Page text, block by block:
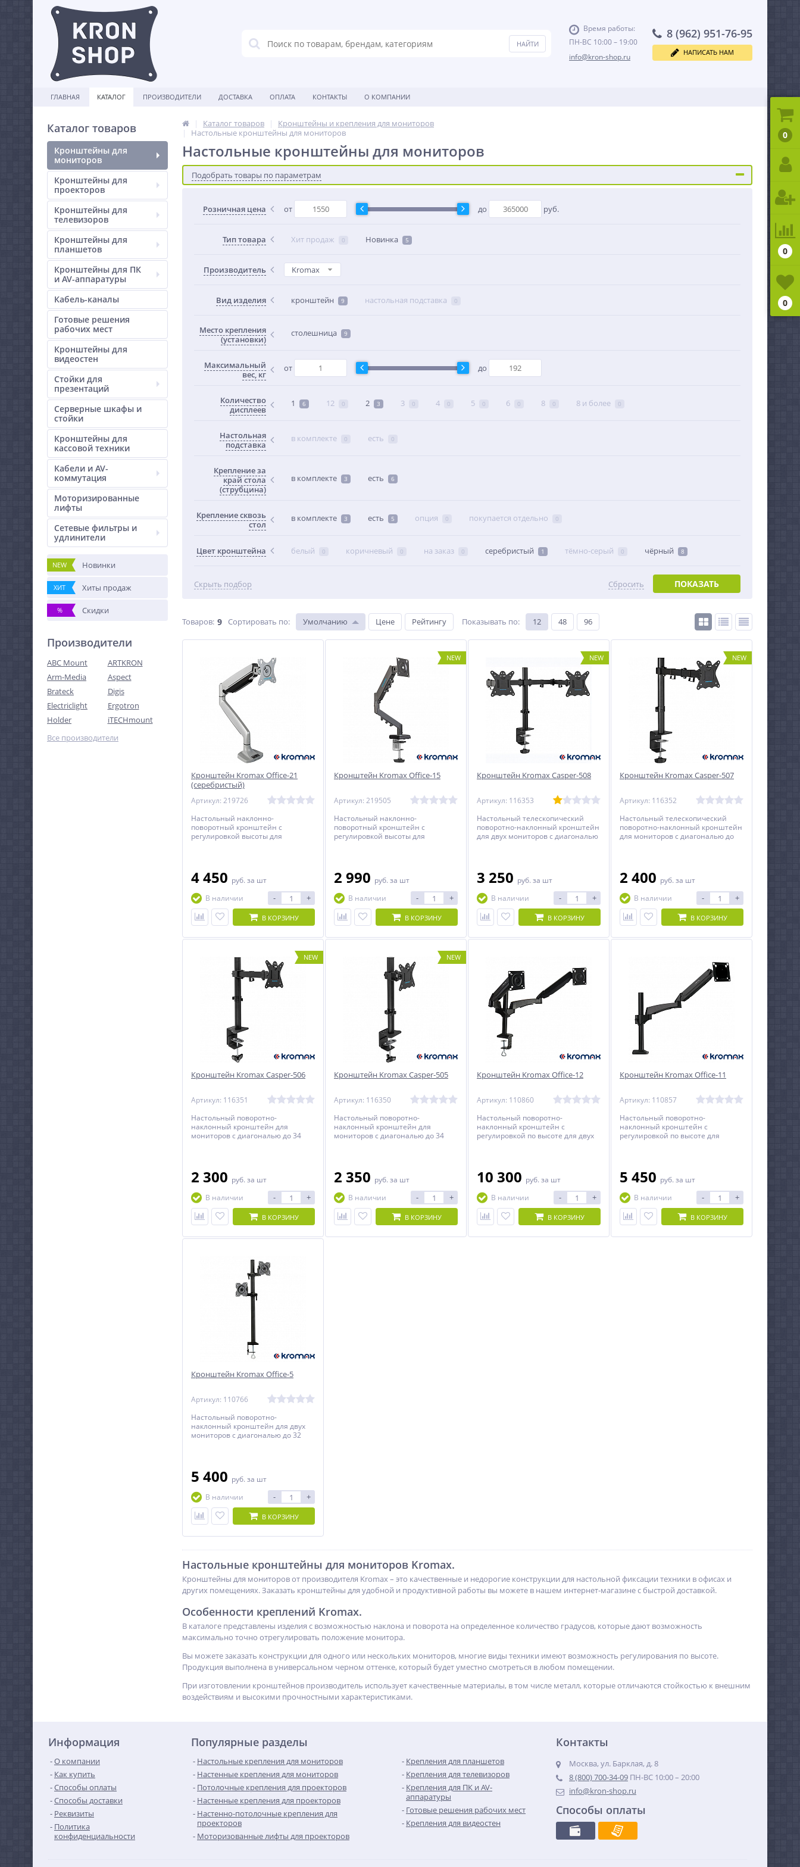
Время работы:
ПН-ВС 10:00 – 19:00
info@kron-shop.ru
8 (962) 951-76-95
НАПИСАТЬ НАМ
ГЛАВНАЯ КАТАЛОГ ПРОИЗВОДИТЕЛИ ДОСТАВКА ОПЛАТА КОНТАКТЫ О КОМПАНИИ
Каталог товаров
Кронштейны для
мониторов
Кронштейны для
проекторов
Кронштейны для
телевизоров
Кронштейны для
планшетов
Кронштейны для ПК
и AV-аппаратуры
Кабель-каналы
Готовые решения
рабочих мест
Кронштейны для
видеостен
Стойки для
презентаций
Серверные шкафы и
стойки
Кронштейны для
кассовой техники
Кабели и AV-
коммутация
Моторизированные
лифты
Сетевые фильтры и
удлинители
NEW Новинки
ХИТ Хиты продаж
% Скидки
Производители
ABC Mount
ARTKRON
Arm-Media
Aspect
Brateck
Digis
Electriclight
Ergotron
Holder
iTECHmount
Все производители
Каталог товаров
Кронштейны и крепления для мониторов
Настольные кронштейны для мониторов
Настольные кронштейны для мониторов
Подобрать товары по параметрам
Розничная цена от до руб.
Тип товара Хит продаж 0 Новинка 5
Производитель Kromax
Вид изделия кронштейн 9 настольная подставка 0
Место крепления
(установки)
столешница 9
Максимальный
вес, кг
от до
Количество
дисплеев
1 6 12 0 2 3 3 0 4 0 5 0 6 0 8 0 8 и более 0
Настольная
подставка
в комплекте 0 есть 0
Крепление за
край стола
(струбцина)
в комплекте 3 есть 6
Крепление сквозь
стол
в комплекте 3 есть 5 опция 0 покупается отдельно 0
Цвет кронштейна белый 0 коричневый 0 на заказ 0 серебристый 1 тёмно-серый 0 чёрный 8
Скрыть подбор ПОКАЗАТЬ
Сбросить
Товаров: 9 Сортировать по: Умолчанию Цене Рейтингу Показывать по: 12 48 96
Кронштейн Kromax Office-21
(серебристый)
Артикул: 219726
Настольный наклонно-
поворотный кронштейн с
регулировкой высоты для
4 450 руб. за шт
В наличии
- +
В КОРЗИНУ
NEW
Кронштейн Kromax Office-15
Артикул: 219505
Настольный наклонно-
поворотный кронштейн с
регулировкой высоты для
2 990 руб. за шт
В наличии
- +
В КОРЗИНУ
NEW
Кронштейн Kromax Casper-508
Артикул: 116353
Настольный телескопический
поворотно-наклонный кронштейн
для двух мониторов с диагональю
3 250 руб. за шт
В наличии
- +
В КОРЗИНУ
NEW
Кронштейн Kromax Casper-507
Артикул: 116352
Настольный телескопический
поворотно-наклонный кронштейн
для мониторов с диагональю до
2 400 руб. за шт
В наличии
- +
В КОРЗИНУ
NEW
Кронштейн Kromax Casper-506
Артикул: 116351
Настольный поворотно-
наклонный кронштейн для
мониторов с диагональю до 34
2 300 руб. за шт
В наличии
- +
В КОРЗИНУ
NEW
Кронштейн Kromax Casper-505
Артикул: 116350
Настольный поворотно-
наклонный кронштейн для
мониторов с диагональю до 34
2 350 руб. за шт
В наличии
- +
В КОРЗИНУ
Кронштейн Kromax Office-12
Артикул: 110860
Настольный поворотно-
наклонный кронштейн c
регулировкой по высоте для двух
10 300 руб. за шт
В наличии
- +
В КОРЗИНУ
Кронштейн Kromax Office-11
Артикул: 110857
Настольный поворотно-
наклонный кронштейн c
регулировкой по высоте для
5 450 руб. за шт
В наличии
- +
В КОРЗИНУ
Кронштейн Kromax Office-5
Артикул: 110766
Настольный поворотно-
наклонный кронштейн для двух
мониторов с диагональю до 32
5 400 руб. за шт
В наличии
- +
В КОРЗИНУ
Настольные кронштейны для мониторов Kromax.
Кронштейны для мониторов от производителя Kromax – это качественные и недорогие конструкции для настольной фиксации техники в офисах и
других помещениях. Заказать кронштейны для удобной и продуктивной работы вы можете в нашем интернет-магазине с быстрой доставкой.
Особенности креплений Kromax.
В каталоге представлены изделия с возможностью наклона и поворота на определенное количество градусов, которые дают возможность
максимально точно отрегулировать положение монитора.
Вы можете заказать конструкции для одного или нескольких мониторов, многие виды техники имеют возможность регулирования по высоте.
Продукция выполнена в универсальном черном оттенке, который будет уместно смотреться в любом помещении.
При изготовлении кронштейнов производитель использует качественные материалы, в том числе металл, которые отличаются стойкостью к внешним
воздействиям и высокими прочностными характеристиками.
Информация
О компании
Как купить
Способы оплаты
Способы доставки
Реквизиты
Политика
конфиденциальности
Популярные разделы
Настольные крепления для мониторов
Настенные крепления для мониторов
Потолочные крепления для проекторов
Настенные крепления для проекторов
Настенно-потолочные крепления для
проекторов
Моторизованные лифты для проекторов
Крепления для планшетов
Крепления для телевизоров
Крепления для ПК и AV-
аппаратуры
Готовые решения рабочих мест
Крепления для видеостен
Контакты
Москва, ул. Барклая, д. 8
8 (800) 700-34-09 ПН-ВС 10:00 – 20:00
info@kron-shop.ru
Способы оплаты
0
0
0